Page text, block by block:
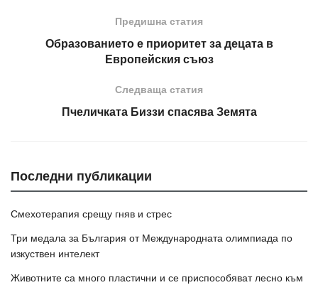
Предишна статия
Образованието е приоритет за децата в
Европейския съюз
Следваща статия
Пчеличката Биззи спасява Земята
Последни публикации
Смехотерапия срещу гняв и стрес
Три медала за България от Международната олимпиада по
изкуствен интелект
Животните са много пластични и се приспособяват лесно към